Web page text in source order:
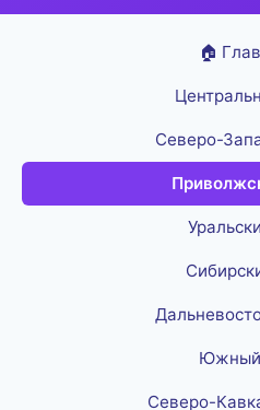
🏠
Северо-
Северо-